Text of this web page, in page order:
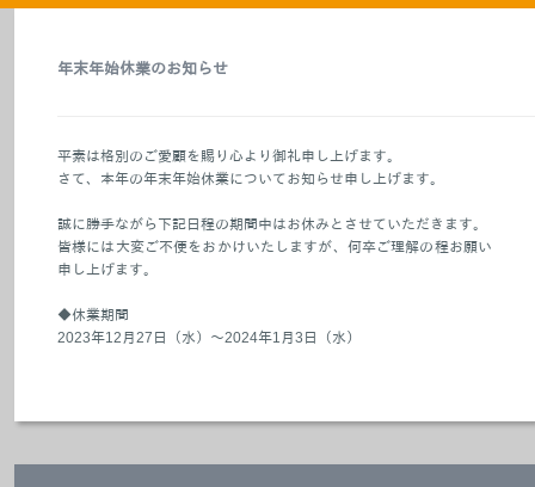
年末年始休業のお知らせ
平素は格別のご愛顧を賜り心より御礼申し上げます。
さて、本年の年末年始休業についてお知らせ申し上げます。
誠に勝手ながら下記日程の期間中はお休みとさせていただきます。
皆様には大変ご不便をおかけいたしますが、何卒ご理解の程お願い
申し上げます。
◆休業期間
2023年12月27日（水）～2024年1月3日（水）